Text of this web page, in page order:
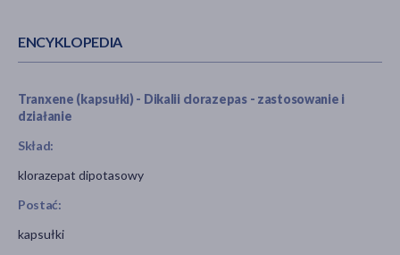
ENCYKLOPEDIA
Tranxene (kapsułki) - Dikalii clorazepas - zastosowanie i
działanie
Skład:
klorazepat dipotasowy
Postać:
kapsułki